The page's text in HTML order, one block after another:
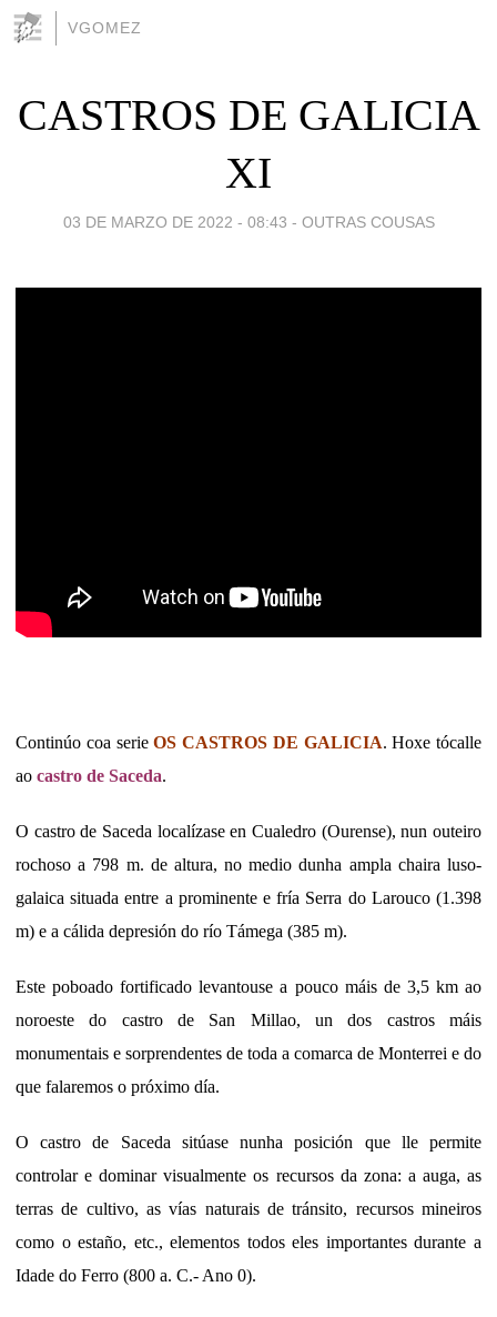
VGOMEZ
CASTROS DE GALICIA
XI
03 DE MARZO DE 2022 - 08:43 - OUTRAS COUSAS
Continúo coa serieOS CASTROS DE GALICIA. Hoxe tócalle
ao castro de Saceda.
O castro de Saceda localízase en Cualedro (Ourense), nun outeiro
rochoso a 798 m. de altura, no medio dunha ampla chaira luso-
galaica situada entre a prominente e fría Serra do Larouco (1.398
m) e a cálida depresión do río Támega (385 m).
Este poboado fortificado levantouse a pouco máis de 3,5 km ao
noroeste do castro de San Millao, un dos castros máis
monumentais e sorprendentes de toda a comarca de Monterrei e do
que falaremos o próximo día.
O castro de Saceda sitúase nunha posición que lle permite
controlar e dominar visualmente os recursos da zona: a auga, as
terras de cultivo, as vías naturais de tránsito, recursos mineiros
como o estaño, etc., elementos todos eles importantes durante a
Idade do Ferro (800 a. C.- Ano 0).